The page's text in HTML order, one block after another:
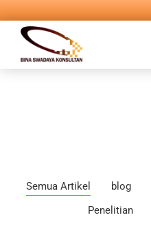
Semua Artikel blog
Penelitian